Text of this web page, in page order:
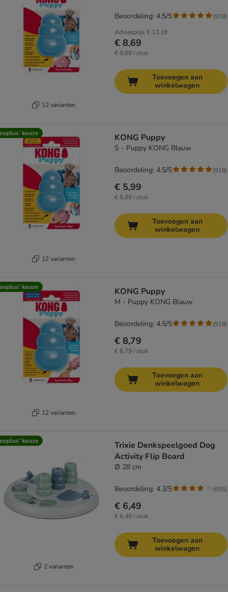
12 varianten
Adviesprijs € 13,19
€ 8,69
€ 8,69 / stuk
Beoordeling: 4.5/5 (918)
Toevoegen aan
winkelwagen
keuze
12 varianten
KONG Puppy
S - Puppy KONG Blauw
€ 5,99
€ 5,99 / stuk
Beoordeling: 4.5/5 (918)
Toevoegen aan
winkelwagen
keuze
12 varianten
KONG Puppy
M - Puppy KONG Blauw
€ 8,79
€ 8,79 / stuk
Beoordeling: 4.5/5 (918)
Toevoegen aan
winkelwagen
keuze
2 varianten
Trixie Denkspeelgoed Dog
Activity Flip Board
Ø 28 cm
€ 6,49
€ 6,49 / stuk
Beoordeling: 4.3/5 (805)
Toevoegen aan
winkelwagen